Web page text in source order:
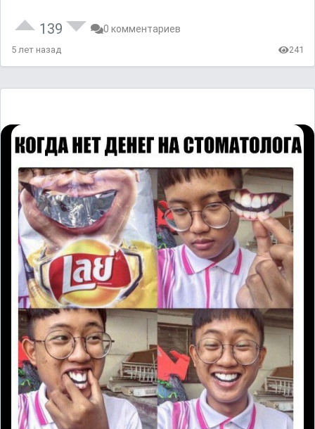
139 0 комментариев
5 лет назад 241